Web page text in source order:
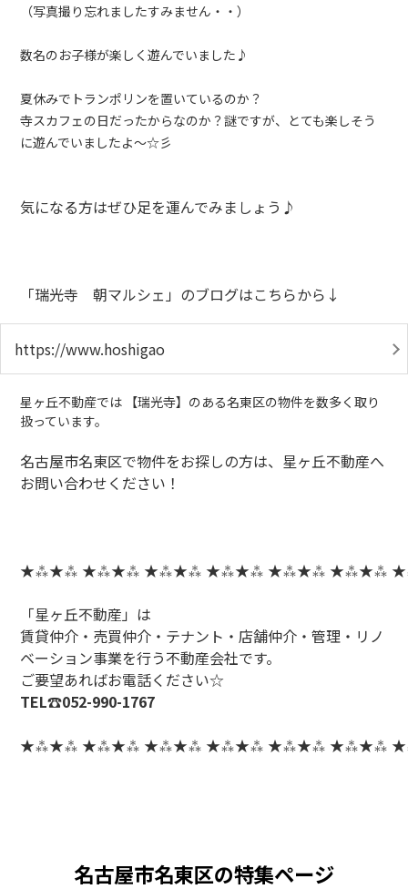
（写真撮り忘れましたすみません・・）
数名のお子様が楽しく遊んでいました♪
夏休みでトランポリンを置いているのか？
寺スカフェの日だったからなのか？謎ですが、とても楽しそう
に遊んでいましたよ～☆彡
気になる方はぜひ足を運んでみましょう♪
「瑞光寺 朝マルシェ」のブログはこちらから↓
https://www.hoshigao
星ヶ丘不動産では 【瑞光寺】のある名東区の物件を数多く取り
扱っています。
名古屋市名東区で物件をお探しの方は、星ヶ丘不動産へ
お問い合わせください！
★⁂★⁂ ★⁂★⁂ ★⁂★⁂ ★⁂★⁂ ★⁂★⁂ ★⁂★⁂
「星ヶ丘不動産」は
賃貸仲介・売買仲介・テナント・店舗仲介・管理・リノ
ベーション事業を行う不動産会社です。
ご要望あればお電話ください☆
TEL☎052-990-1767
★⁂★⁂ ★⁂★⁂ ★⁂★⁂ ★⁂★⁂ ★⁂★⁂ ★⁂★⁂
名古屋市名東区の特集ページ